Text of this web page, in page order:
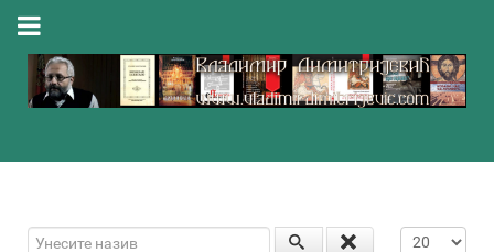
Унесите назив Приказ #